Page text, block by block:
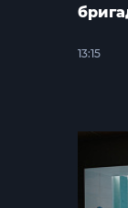
13:15